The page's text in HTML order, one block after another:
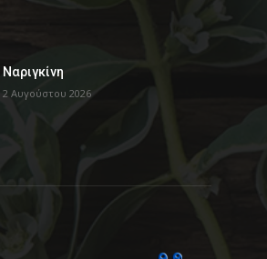
Ναριγκίνη
2 Αυγούστου 2026